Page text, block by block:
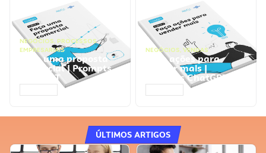
NEGÓCIOS, PROCESSOS
EMPRESARIAIS
Faça uma proposta
comercial | Prompts
ChatGPT
NEGÓCIOS, VENDAS
Faça ações para
vender mais |
Prompts ChatGPT
ÚLTIMOS ARTIGOS